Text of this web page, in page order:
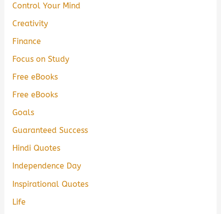
Control Your Mind
Creativity
Finance
Focus on Study
Free eBooks
Free eBooks
Goals
Guaranteed Success
Hindi Quotes
Independence Day
Inspirational Quotes
Life